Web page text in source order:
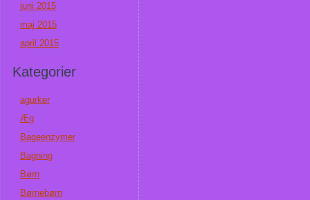
juni 2015
maj 2015
april 2015
Kategorier
agurker
Æg
Bageenzymer
Bagning
Børn
Børnebørn